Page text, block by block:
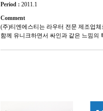
Period : 2011.1
Comment
(주)티엔에스티는 라우터 전문 제조업
함께 유니크하면서 싸인과 같은 느낌의